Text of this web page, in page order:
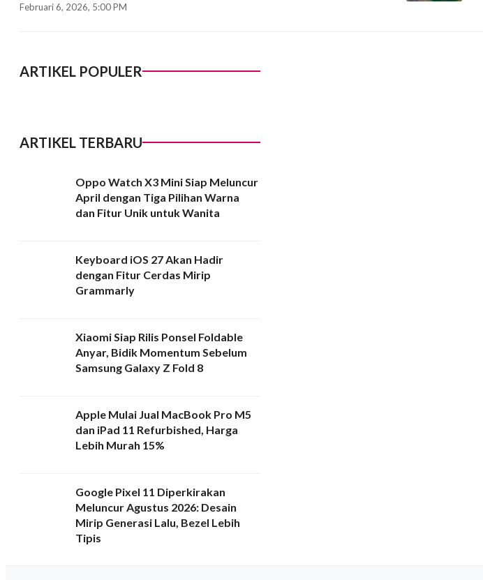
Februari 6, 2026, 5:00 PM
ARTIKEL POPULER
ARTIKEL TERBARU
Oppo Watch X3 Mini Siap Meluncur
April dengan Tiga Pilihan Warna
dan Fitur Unik untuk Wanita
Keyboard iOS 27 Akan Hadir
dengan Fitur Cerdas Mirip
Grammarly
Xiaomi Siap Rilis Ponsel Foldable
Anyar, Bidik Momentum Sebelum
Samsung Galaxy Z Fold 8
Apple Mulai Jual MacBook Pro M5
dan iPad 11 Refurbished, Harga
Lebih Murah 15%
Google Pixel 11 Diperkirakan
Meluncur Agustus 2026: Desain
Mirip Generasi Lalu, Bezel Lebih
Tipis